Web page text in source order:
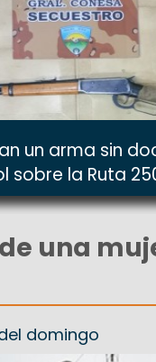
un arma sin
sobre la Ruta
una
domingo